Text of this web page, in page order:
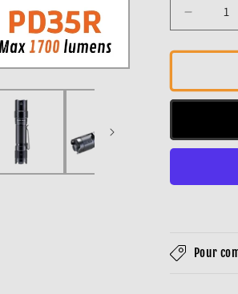
Réduire
la
quantité
Fenix
PD35R
1700
lumens
Pack
Pour